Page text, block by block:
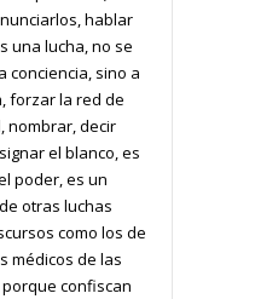
hablar
una lucha, no se
conciencia, sino a
forzar la red de
nombrar, decir
el blanco, es
poder, es un
otras luchas
como los de
médicos de las
confiscan